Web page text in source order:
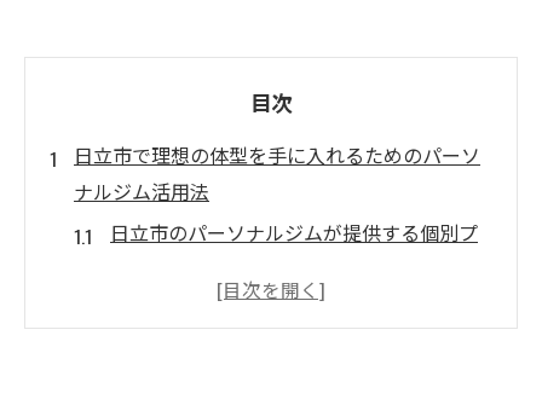
目次
日立市で理想の体型を手に入れるためのパーソ
ナルジム活用法
日立市のパーソナルジムが提供する個別プ
プロのトレーナーによる効果的な指導の重